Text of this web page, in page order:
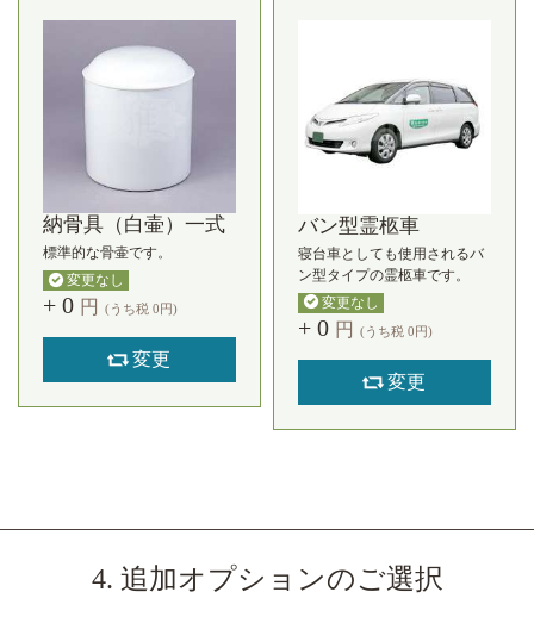
納骨具（白壷）一式
標準的な骨壷です。
変更なし
+ 0 円 (うち税 0 円)
変更
バン型霊柩車
寝台車としても使用されるバ
ン型タイプの霊柩車です。
変更なし
+ 0 円 (うち税 0円)
変更
4. 追加オプションのご選択